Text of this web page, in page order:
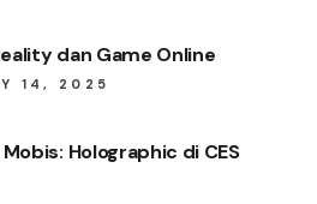
dan Game Online
14, 2025
Holographic di CES